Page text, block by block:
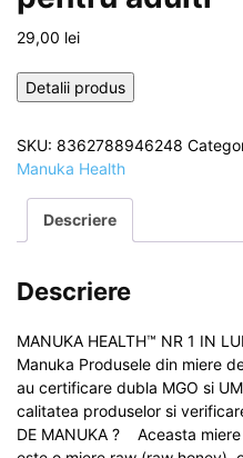
29,00 lei
Detalii produs
SKU: 8362788946248
Manuka Health
Descriere
Descriere
MANUKA HEALTH™ NR 1 IN
Manuka Produsele din miere
au certificare dubla MGO si
calitatea produselor si
DE MANUKA ? Aceasta